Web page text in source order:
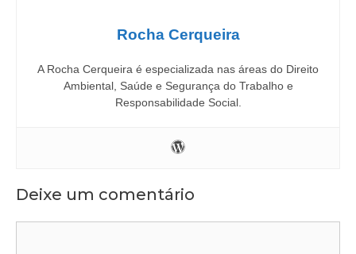
Rocha Cerqueira
A Rocha Cerqueira é especializada nas áreas do Direito
Ambiental, Saúde e Segurança do Trabalho e
Responsabilidade Social.
Deixe um comentário